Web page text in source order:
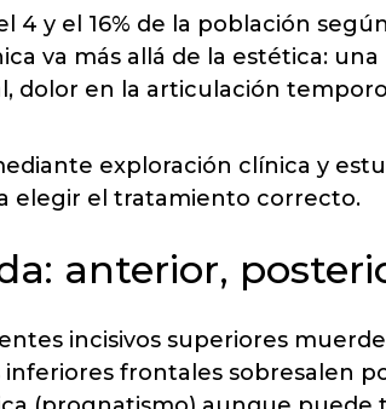
4 y el 16% de la población
va más allá de la estética:
dolor en la articulación
exploración clínica y
elegir el tratamiento correcto.
anterior,
incisivos superiores
frontales sobresalen